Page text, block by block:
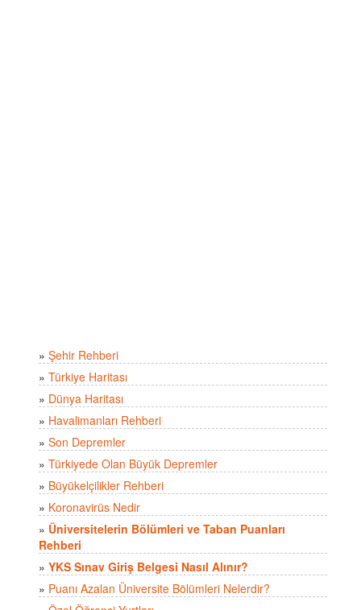
» Şehir Rehberi
» Türkiye Haritası
» Dünya Haritası
» Havalimanları Rehberi
» Son Depremler
» Türkiyede Olan Büyük Depremler
» Büyükelçilikler Rehberi
» Koronavirüs Nedir
» Üniversitelerin Bölümleri ve Taban Puanları
Rehberi
» YKS Sınav Giriş Belgesi Nasıl Alınır?
» Puanı Azalan Üniversite Bölümleri Nelerdir?